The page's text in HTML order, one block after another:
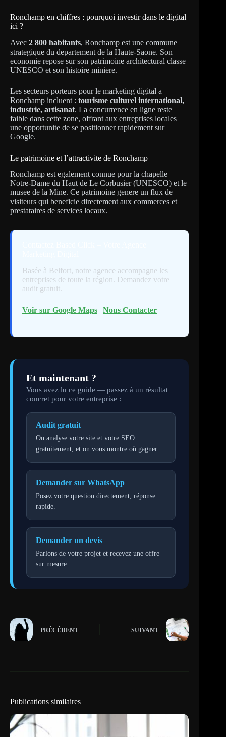
Ronchamp en chiffres : pourquoi investir dans le digital
ici ?
Avec 2 800 habitants, Ronchamp est une commune
strategique du departement de la Haute-Saone. Son
economie repose sur son patrimoine architectural classe
UNESCO et son histoire miniere.
Les secteurs porteurs pour le marketing digital a
Ronchamp incluent : tourisme culturel international,
industrie, artisanat. La concurrence en ligne reste
faible dans cette zone, offrant aux entreprises locales
une opportunite de se positionner rapidement sur
Google.
Le patrimoine et l’attractivite de Ronchamp
Ronchamp est egalement connue pour la chapelle
Notre-Dame du Haut de Le Corbusier (UNESCO) et le
musee de la Mine. Ce patrimoine genere un flux de
visiteurs qui beneficie directement aux commerces et
prestataires de services locaux.
Basée à Belfort, notre agence accompagne les
entreprises de toute la région. Demandez votre
audit gratuit.
Voir sur Google Maps | Nous Contacter
Et maintenant ?
Vous avez lu ce guide — passez à un résultat
concret pour votre entreprise :
Audit gratuit
On analyse votre site et votre SEO
gratuitement, et on vous montre où gagner.
Demander sur WhatsApp
Posez votre question directement, réponse
rapide.
Demander un devis
Parlons de votre projet et recevez une offre
sur mesure.
PRÉCÉDENT SUIVANT
Publications similaires